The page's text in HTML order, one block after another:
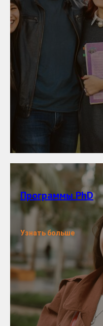
Программы PhD
Узнать больше